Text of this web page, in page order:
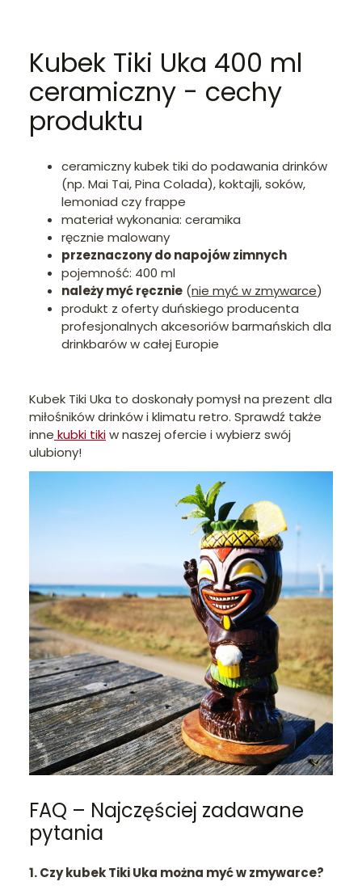
Kubek Tiki Uka 400 ml
ceramiczny - cechy
produktu
ceramiczny kubek tiki do podawania drinków
(np. Mai Tai, Pina Colada), koktajli, soków,
lemoniad czy frappe
materiał wykonania: ceramika
ręcznie malowany
przeznaczony do napojów zimnych
pojemność: 400 ml
należy myć ręcznie (nie myć w zmywarce)
produkt z oferty duńskiego producenta
profesjonalnych akcesoriów barmańskich dla
drinkbarów w całej Europie
Kubek Tiki Uka to doskonały pomysł na prezent dla
miłośników drinków i klimatu retro. Sprawdź także
inne kubki tikiw naszej ofercie i wybierz swój
ulubiony!
FAQ – Najczęściej zadawane
pytania
1. Czy kubek Tiki Uka można myć w zmywarce?